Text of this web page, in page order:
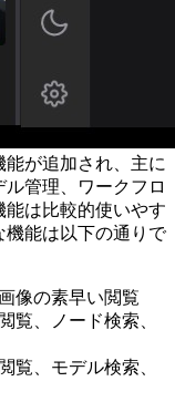
が追加され、主に
管理、ワークフロ
は比較的使いやす
機能は以下の通りで
像の素早い閲覧
覧、ノード検索、
覧、モデル検索、